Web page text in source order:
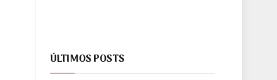
ÚLTIMOS POSTS